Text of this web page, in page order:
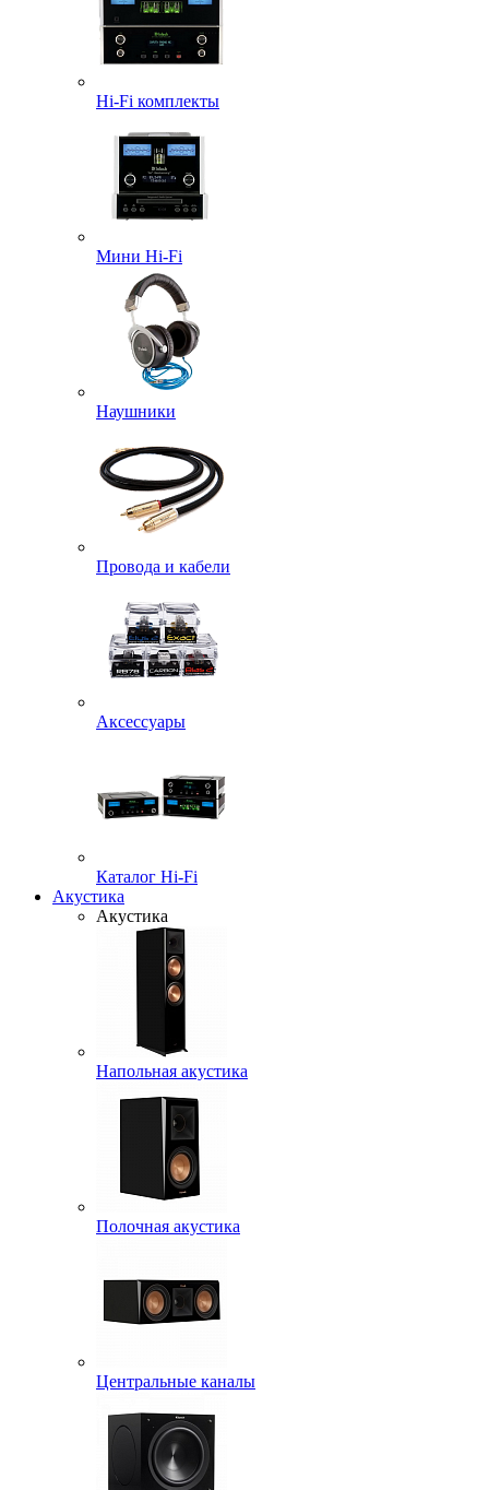
Hi-Fi комплекты
Мини Hi-Fi
Наушники
Провода и кабели
Аксессуары
Каталог Hi-Fi
Акустика
Акустика
Напольная акустика
Полочная акустика
Центральные каналы